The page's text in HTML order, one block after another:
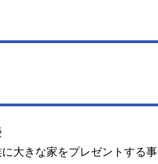
大きな家をプレゼントする事